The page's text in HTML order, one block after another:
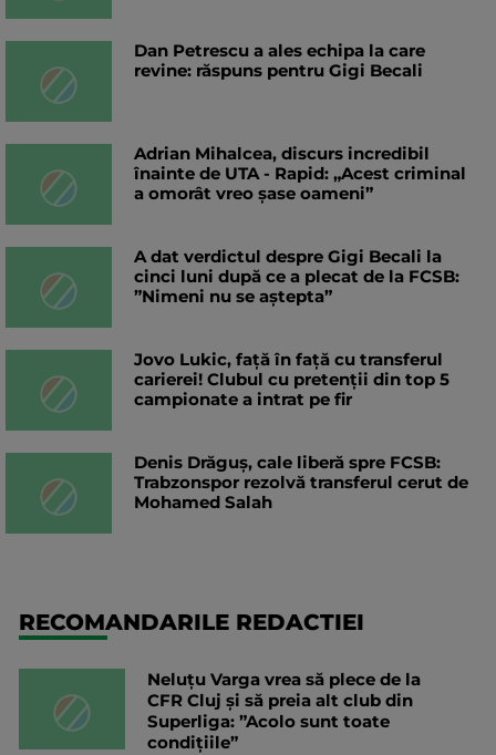
Dan Petrescu a ales echipa la care
revine: răspuns pentru Gigi Becali
Adrian Mihalcea, discurs incredibil
înainte de UTA - Rapid: „Acest criminal
a omorât vreo șase oameni”
A dat verdictul despre Gigi Becali la
cinci luni după ce a plecat de la FCSB:
”Nimeni nu se aștepta”
Jovo Lukic, față în față cu transferul
carierei! Clubul cu pretenții din top 5
campionate a intrat pe fir
Denis Drăguș, cale liberă spre FCSB:
Trabzonspor rezolvă transferul cerut de
Mohamed Salah
RECOMANDARILE REDACTIEI
Neluțu Varga vrea să plece de la
CFR Cluj și să preia alt club din
Superliga: ”Acolo sunt toate
condițiile”